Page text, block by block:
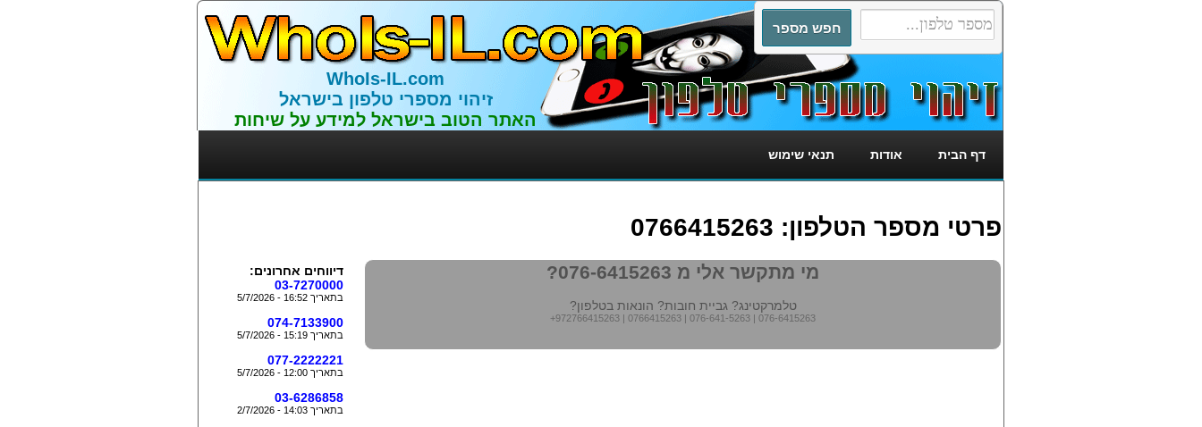
WhoIs-IL.com
זיהוי מספרי טלפון בישראל
האתר הטוב בישראל למידע על שיחות
דף הבית אודות תנאי שימוש
פרטי מספר הטלפון: 0766415263
מי מתקשר אלי מ 076-6415263?
טלמרקטינג? גביית חובות? הונאות בטלפון?
+972766415263 | 0766415263 | 076-641-5263 | 076-6415263
דיווחים אחרונים:
03-7270000
בתאריך 16:52 - 5/7/2026
074-7133900
בתאריך 15:19 - 5/7/2026
077-2222221
בתאריך 12:00 - 5/7/2026
03-6286858
בתאריך 14:03 - 2/7/2026